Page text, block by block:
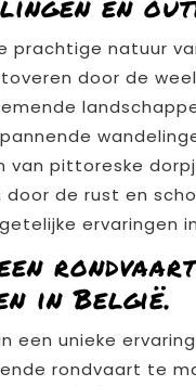
prachtige natuur
door de
van pittoreske
door de rust en
ervaringen
in België.
een unieke
rondvaart te